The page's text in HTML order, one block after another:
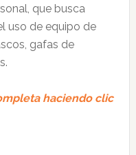
que busca
uso de equipo de
gafas de
haciendo clic